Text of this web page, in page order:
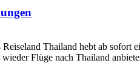
Thailand hebt ab sofort
Flüge nach Thailand